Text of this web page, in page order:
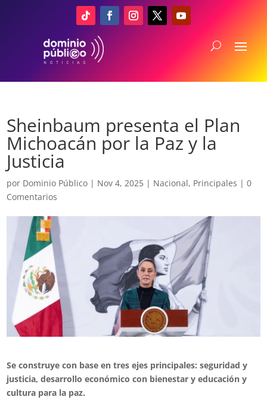
Sheinbaum presenta el Plan
Michoacán por la Paz y la
Justicia
por Dominio Público | Nov 4, 2025 | Nacional, Principales |0
Comentarios
Se construye con base en tres ejes principales: seguridad y
justicia, desarrollo económico con bienestar y educación y
cultura para la paz.